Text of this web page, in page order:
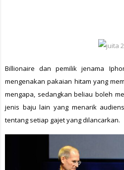
Billionaire dan pemilik jenama
mengenakan pakaian hitam yang
mengapa, sedangkan beliau boleh
jenis baju lain yang menarik
tentang setiap gajet yang dilancarkan.